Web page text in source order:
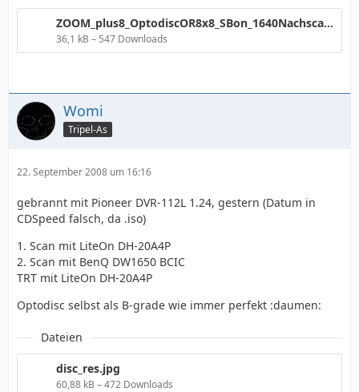
ZOOM_plus8_OptodiscOR8x8_SBon_1640Nachscan.png
36,1 kB – 547 Downloads
Womi
Tripel-As
22. September 2008 um 16:16
gebrannt mit Pioneer DVR-112L 1.24, gestern (Datum in
CDSpeed falsch, da .iso)
1. Scan mit LiteOn DH-20A4P
2. Scan mit BenQ DW1650 BCIC
TRT mit LiteOn DH-20A4P
Optodisc selbst als B-grade wie immer perfekt :daumen:
Dateien
disc_res.jpg
60,88 kB – 472 Downloads